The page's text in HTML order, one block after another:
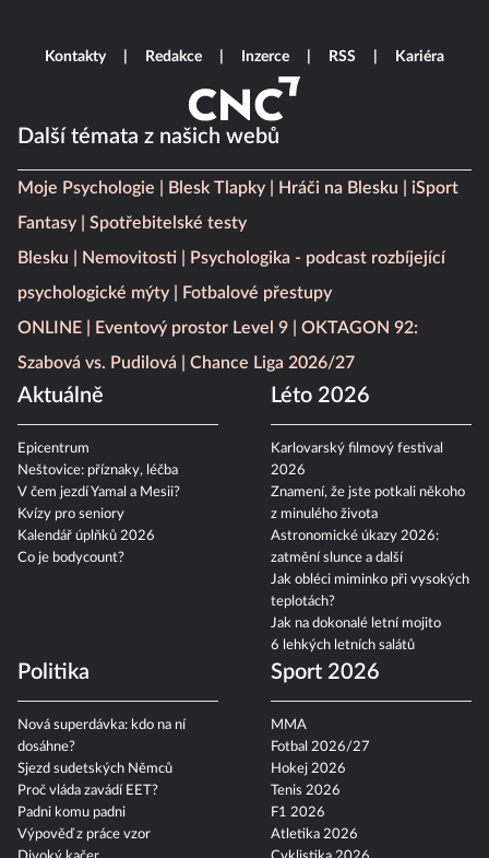
Další témata z našich webů
Moje Psychologie Blesk Tlapky Hráči na Blesku
iSport
Fantasy
Spotřebitelské testy
Blesku
Nemovitosti
Psychologika - podcast rozbíjející
psychologické mýty
Fotbalové přestupy
ONLINE
Eventový prostor Level 9
OKTAGON 92:
Szabová vs. Pudilová
Chance Liga 2026/27
Aktuálně
Epicentrum
Neštovice: příznaky, léčba
V čem jezdí Yamal a Mesii?
Kvízy pro seniory
Kalendář úplňků 2026
Co je bodycount?
Léto 2026
Karlovarský filmový festival
2026
Znamení, že jste potkali někoho
z minulého života
Astronomické úkazy 2026:
zatmění slunce a další
Jak obléci miminko při vysokých
teplotách?
Jak na dokonalé letní mojito
6 lehkých letních salátů
Politika
Nová superdávka: kdo na ní
dosáhne?
Sjezd sudetských Němců
Proč vláda zavádí EET?
Padni komu padni
Výpověď z práce vzor
Sport 2026
MMA
Fotbal 2026/27
Hokej 2026
Tenis 2026
F1 2026
Atletika 2026
Kontakty Redakce Inzerce RSS Kariéra